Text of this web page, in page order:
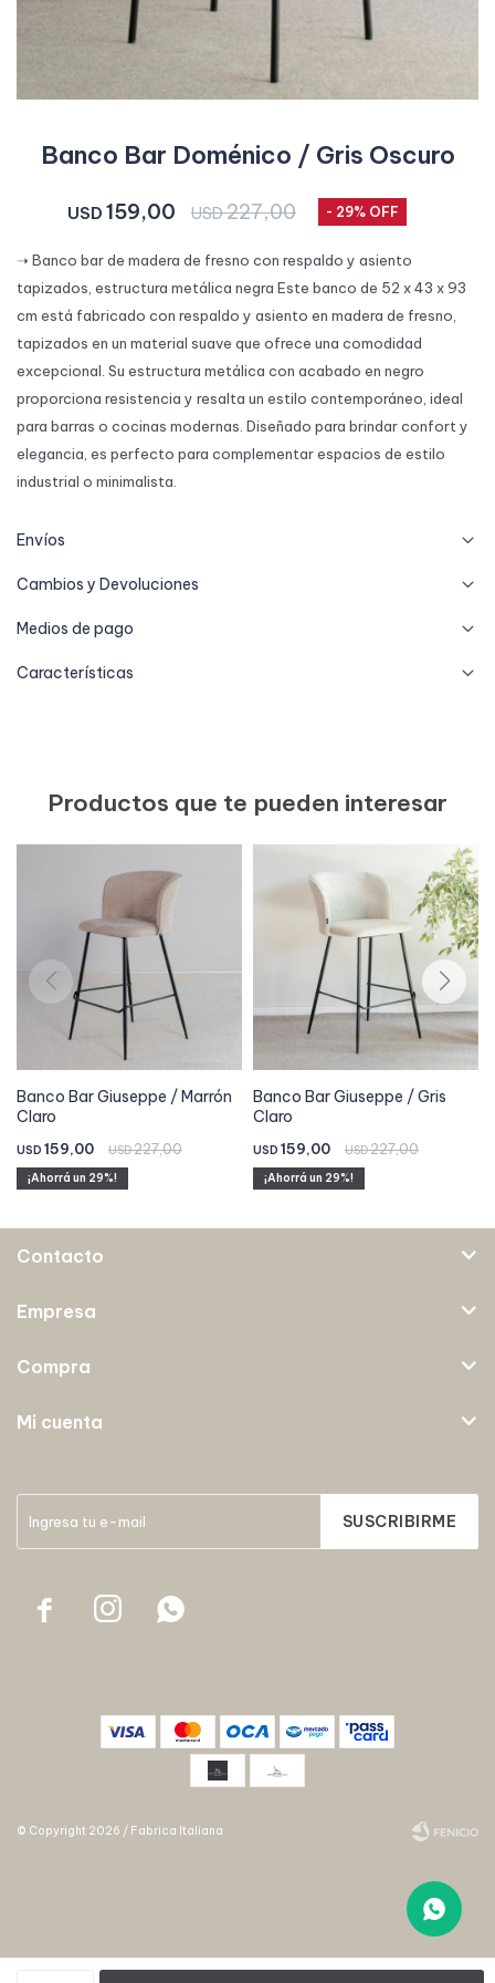
Banco Bar Doménico / Gris Oscuro
USD 159,00 USD227,00 29
➝ Banco bar de madera de fresno con respaldo y asiento
tapizados, estructura metálica negra Este banco de 52 x 43 x 93
cm está fabricado con respaldo y asiento en madera de fresno,
tapizados en un material suave que ofrece una comodidad
excepcional. Su estructura metálica con acabado en negro
proporciona resistencia y resalta un estilo contemporáneo, ideal
para barras o cocinas modernas. Diseñado para brindar confort y
elegancia, es perfecto para complementar espacios de estilo
industrial o minimalista.
Envíos
Cambios y Devoluciones
Medios de pago
Características
Productos que te pueden interesar
Banco Bar Giuseppe / Marrón
Claro
USD 159,00 USD227,00
29
Banco Bar Giuseppe / Gris
Claro
USD 159,00 USD227,00
29
SUSCRIBIRME
  
Contacto
Empresa
Compra
Mi cuenta
© Copyright 2026 / Fabrica Italiana